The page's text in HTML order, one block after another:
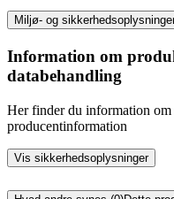
Miljø- og
Information om
databehandling
Her finder du information
producentinformation
Vis sikkerhedsoplysninger